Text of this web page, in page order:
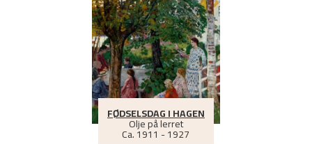
FØDSELSDAG I HAGEN
Olje på lerret
Ca.1911 - 1927